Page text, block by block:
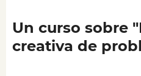
Un curso sobre
creativa de